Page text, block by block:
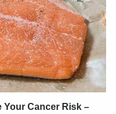
Your Cancer Risk –